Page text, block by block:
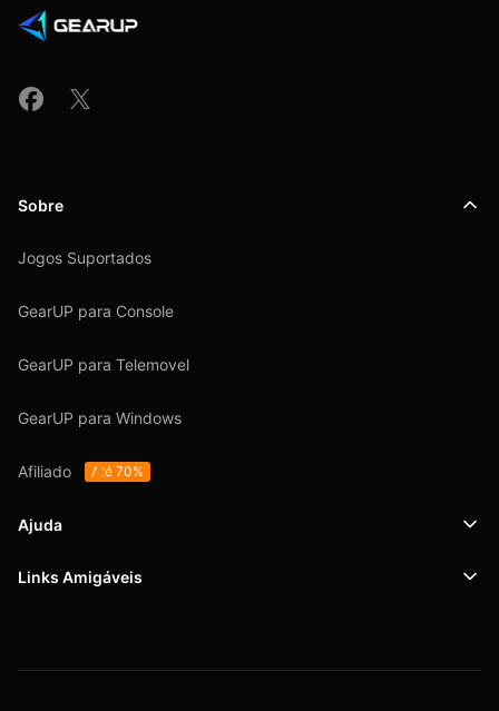
Sobre
Jogos Suportados
GearUP para Console
GearUP para Telemovel
GearUP para Windows
Afiliado Até 70%
Ajuda
Suporte
Links Amigáveis